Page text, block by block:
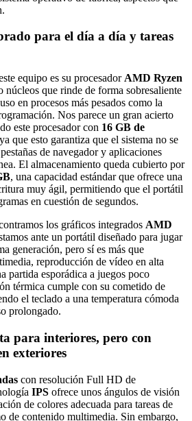
para el día a día y tareas
equipo es su procesador AMD Ryzen
núcleos que rinde de forma sobresaliente
en procesos más pesados como la
Nos parece un gran acierto
este procesador con 16 GB de
que esto garantiza que el sistema no se
de navegador y aplicaciones
El almacenamiento queda cubierto por
, una capacidad estándar que ofrece una
muy ágil, permitiendo que el portátil
en cuestión de segundos.
los gráficos integrados AMD
ante un portátil diseñado para jugar
generación, pero sí es más que
reproducción de vídeo en alta
partida esporádica a juegos poco
térmica cumple con su cometido de
el teclado a una temperatura cómoda
prolongado.
para interiores, pero con
exteriores
con resolución Full HD de
IPS ofrece unos ángulos de visión
de colores adecuada para tareas de
de contenido multimedia. Sin embargo,